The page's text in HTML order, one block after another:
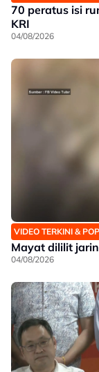
70 peratus isi
KRI
04/08/2026
VIDEO TERKINI &
Mayat dililit
04/08/2026